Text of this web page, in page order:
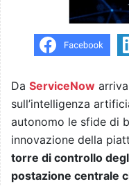
Da ServiceNow
sull’intelligenza
autonomo le sfide di
innovazione della
torre di controllo
postazione centrale